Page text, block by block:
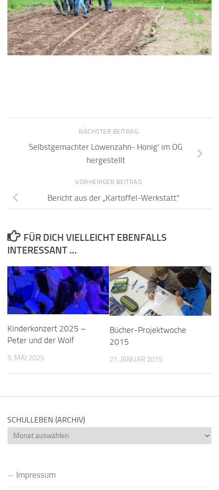
NÄCHSTER BEITRAG
Selbstgemachter Löwenzahn-‚Honig‘ im OG
hergestellt
VORHERIGER BEITRAG
Bericht aus der „Kartoffel-Werkstatt“
FÜR DICH VIELLEICHT EBENFALLS
INTERESSANT …
Kinderkonzert 2025 –
Peter und der Wolf
9. MAI 2025
Bücher-Projektwoche
2015
21. JANUAR 2015
SCHULLEBEN (ARCHIV)
Schulleben
(Archiv)
Impressum